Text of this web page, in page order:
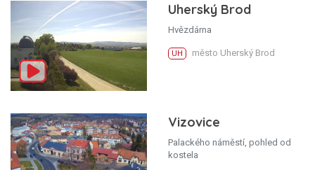
Uherský Brod
Hvězdárna
UH město Uherský Brod
Vizovice
Palackého náměstí, pohled od
kostela